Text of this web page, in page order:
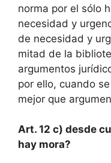
norma por el sólo
necesidad y
de necesidad y
mitad de la
argumentos
por ello, cuando
mejor que
Art. 12 c) desde
hay mora?